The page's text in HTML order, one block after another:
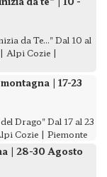
da Te..." Dal 10 al
Alpi Cozie |
| 17-23
Drago" Dal 17 al 23
Cozie | Piemonte
| 28-30 Agosto